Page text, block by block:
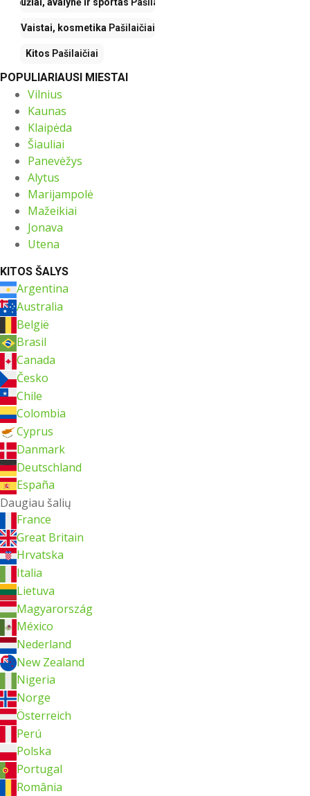
avalynė ir sportas Pašilaičiai
Vaistai, kosmetikaPašilaičiai
Kitos Pašilaičiai
POPULIARIAUSI MIESTAI
Vilnius
Kaunas
Klaipėda
Šiauliai
Panevėžys
Alytus
Marijampolė
Mažeikiai
Jonava
Utena
KITOS ŠALYS
Argentina
Australia
België
Brasil
Canada
Česko
Chile
Colombia
Cyprus
Danmark
Deutschland
España
Daugiau šalių
France
Great Britain
Hrvatska
Italia
Lietuva
Magyarország
México
Nederland
New Zealand
Nigeria
Norge
Österreich
Perú
Polska
Portugal
România